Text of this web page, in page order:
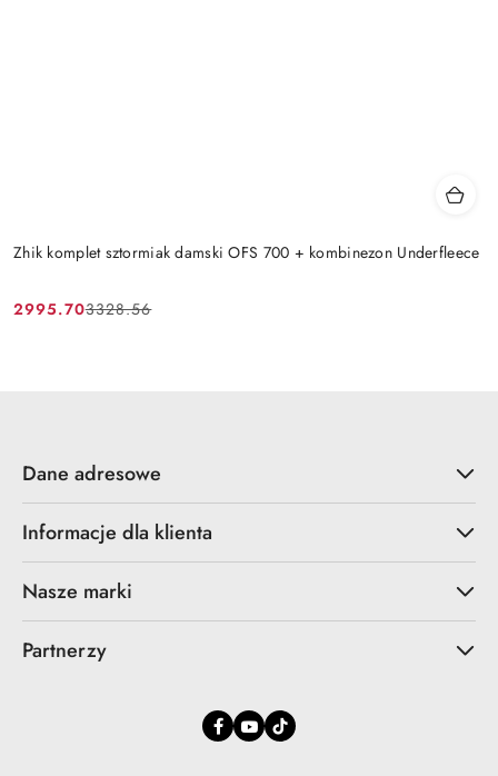
Zhik komplet sztormiak damski OFS 700 + kombinezon Underfleece
Cena
2995.70
Cena
3328.56
Dane adresowe
Informacje dla klienta
Nasze marki
Partnerzy